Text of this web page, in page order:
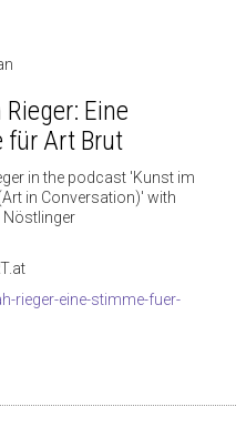
Eine
für Art Brut
in the podcast 'Kunst im
in Conversation)' with
Nöstlinger
rieger-eine-stimme-fuer-